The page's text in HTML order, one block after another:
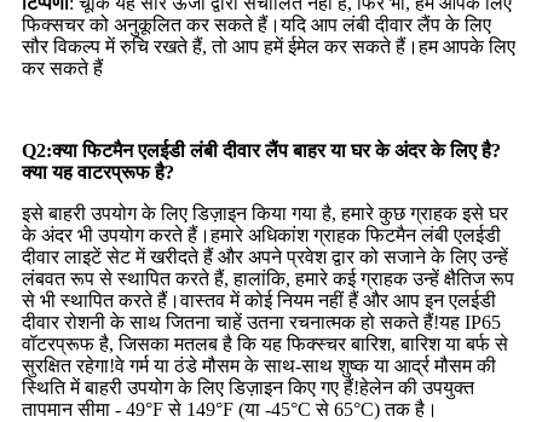
फिक्सचर को अनुकूलित कर सकते हैं।यदि आप लंबी दीवार लैंप के लिए
सौर विकल्प में रुचि रखते हैं, तो आप हमें ईमेल कर सकते हैं।हम आपके लिए
कर सकते हैं
Q2:क्या फिटमैन एलईडी लंबी दीवार लैंप बाहर या घर के अंदर के लिए है?
क्या यह वाटरप्रूफ है?
इसे बाहरी उपयोग के लिए डिज़ाइन किया गया है, हमारे कुछ ग्राहक इसे घर
के अंदर भी उपयोग करते हैं।हमारे अधिकांश ग्राहक फिटमैन लंबी एलईडी
दीवार लाइटें सेट में खरीदते हैं और अपने प्रवेश द्वार को सजाने के लिए उन्हें
लंबवत रूप से स्थापित करते हैं, हालांकि, हमारे कई ग्राहक उन्हें क्षैतिज रूप
से भी स्थापित करते हैं।वास्तव में कोई नियम नहीं हैं और आप इन एलईडी
दीवार रोशनी के साथ जितना चाहें उतना रचनात्मक हो सकते हैं!यह IP65
वॉटरप्रूफ है, जिसका मतलब है कि यह फिक्स्चर बारिश, बारिश या बर्फ से
सुरक्षित रहेगा!वे गर्म या ठंडे मौसम के साथ-साथ शुष्क या आर्द्र मौसम की
स्थिति में बाहरी उपयोग के लिए डिज़ाइन किए गए हैं!हेलेन की उपयुक्त
तापमान सीमा - 49°F से 149°F (या -45°C से 65°C) तक है।